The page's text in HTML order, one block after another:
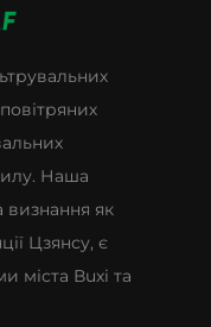
Наша
визнання як
Цзянсу, є
міста Вuxі та